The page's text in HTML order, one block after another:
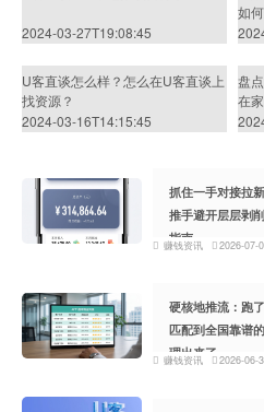
2024-03-27T19:08:45
如
U客直谈怎么样？怎么在U客直谈上
找资源？
2024-03-16T14:15:45
盘
在
抓住一手对接拉
推手避开层层剥
指南
赚钱资讯 2026-07-
硬核地推流：跑
匹配到全国靠谱
理出来了
赚钱资讯 2026-06-